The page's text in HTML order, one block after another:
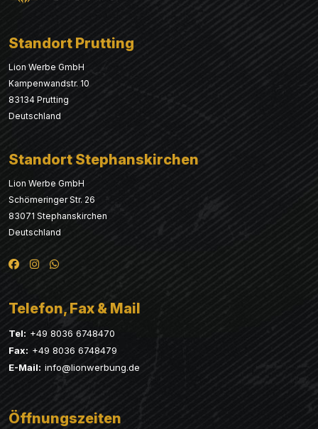
Standort Prutting
Lion Werbe GmbH
Kampenwandstr. 10
83134 Prutting
Deutschland
Standort Stephanskirchen
Lion Werbe GmbH
Schömeringer Str. 26
83071 Stephanskirchen
Deutschland
Telefon, Fax & Mail
Tel: +49 8036 6748470
Fax: +49 8036 6748479
E-Mail: info@lionwerbung.de
Öffnungszeiten